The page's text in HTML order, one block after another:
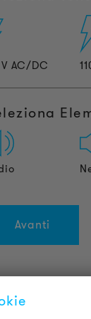
AC/DC
Avanti
SUL